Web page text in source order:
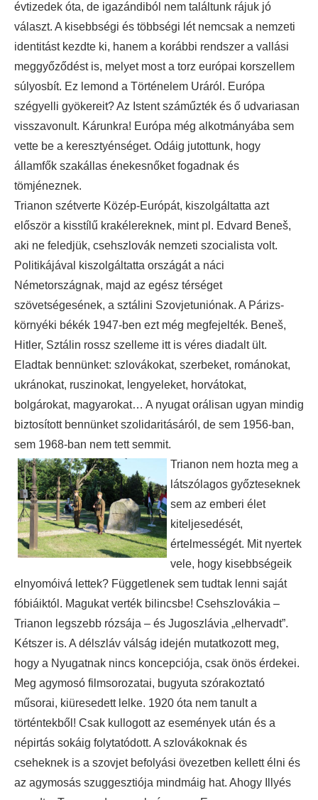
évtizedek óta, de igazándiból nem találtunk rájuk jó
választ. A kisebbségi és többségi lét nemcsak a nemzeti
identitást kezdte ki, hanem a korábbi rendszer a vallási
meggyőződést is, melyet most a torz európai korszellem
súlyosbít. Ez lemond a Történelem Uráról. Európa
szégyelli gyökereit? Az Istent száműzték és ő udvariasan
visszavonult. Kárunkra! Európa még alkotmányába sem
vette be a keresztyénséget. Odáig jutottunk, hogy
államfők szakállas énekesnőket fogadnak és
tömjéneznek.
Trianon szétverte Közép-Európát, kiszolgáltatta azt
először a kisstílű krakélereknek, mint pl. Edvard Beneš,
aki ne feledjük, csehszlovák nemzeti szocialista volt.
Politikájával kiszolgáltatta országát a náci
Németországnak, majd az egész térséget
szövetségesének, a sztálini Szovjetuniónak. A Párizs-
környéki békék 1947-ben ezt még megfejelték. Beneš,
Hitler, Sztálin rossz szelleme itt is véres diadalt ült.
Eladtak bennünket: szlovákokat, szerbeket, románokat,
ukránokat, ruszinokat, lengyeleket, horvátokat,
bolgárokat, magyarokat… A nyugat orálisan ugyan mindig
biztosított bennünket szolidaritásáról, de sem 1956-ban,
sem 1968-ban nem tett semmit.
Trianon nem hozta meg a
látszólagos győzteseknek
sem az emberi élet
kiteljesedését,
értelmességét. Mit nyertek
vele, hogy kisebbségeik
elnyomóivá lettek? Függetlenek sem tudtak lenni saját
fóbiáiktól. Magukat verték bilincsbe! Csehszlovákia –
Trianon legszebb rózsája – és Jugoszlávia „elhervadt”.
Kétszer is. A délszláv válság idején mutatkozott meg,
hogy a Nyugatnak nincs koncepciója, csak önös érdekei.
Meg agymosó filmsorozatai, bugyuta szórakoztató
műsorai, kiüresedett lelke. 1920 óta nem tanult a
történtekből! Csak kullogott az események után és a
népirtás sokáig folytatódott. A szlovákoknak és
cseheknek is a szovjet befolyási övezetben kellett élni és
az agymosás szuggesztiója mindmáig hat. Ahogy Illyés